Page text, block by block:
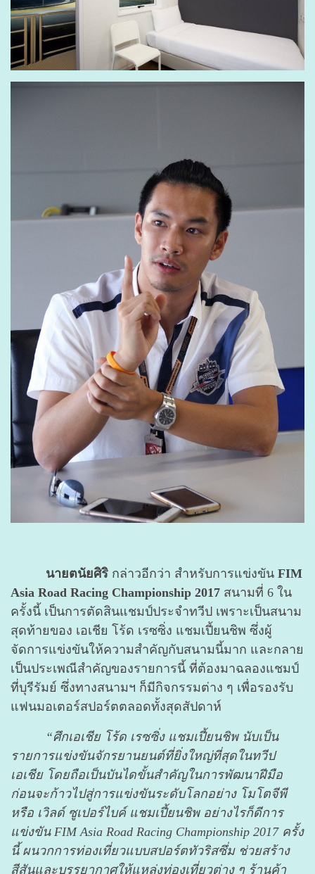
นายตนัยศิริ กล่าวอีกว่า สำหรับการแข่งขัน FIM
Asia Road Racing Championship 2017 สนามที่ 6 ใน
ครั้งนี้ เป็นการตัดสินแชมป์ประจำทวีป เพราะเป็นสนาม
สุดท้ายของ เอเชีย โร้ด เรซซิ่ง แชมเปี้ยนชิพ ซึ่งผู้
จัดการแข่งขันให้ความสำคัญกับสนามนี้มาก และกลาย
เป็นประเพณีสำคัญของรายการนี้ ที่ต้องมาฉลองแชมป์
ที่บุรีรัมย์ ซึ่งทางสนามฯ ก็มีกิจกรรมต่าง ๆ เพื่อรองรับ
แฟนมอเตอร์สปอร์ตตลอดทั้งสุดสัปดาห์
“ศึกเอเชีย โร้ด เรซซิ่ง แชมเปี้ยนชิพ นับเป็น
รายการแข่งขันจักรยานยนต์ที่ยิ่งใหญ่ที่สุดในทวีป
เอเชีย โดยถือเป็นบันไดขั้นสำคัญในการพัฒนาฝีมือ
ก่อนจะก้าวไปสู่การแข่งขันระดับโลกอย่าง โมโตจีพี
หรือ เวิลด์ ซูเปอร์ไบค์ แชมเปี้ยนชิพ อย่างไรก็ดีการ
แข่งขัน FIM Asia Road Racing Championship 2017 ครั้ง
นี้ ผนวกการท่องเที่ยวแบบสปอร์ตทัวริสซึ่ม ช่วยสร้าง
สีสันและบรรยากาศให้แหล่งท่องเที่ยวต่าง ๆ ร้านค้า